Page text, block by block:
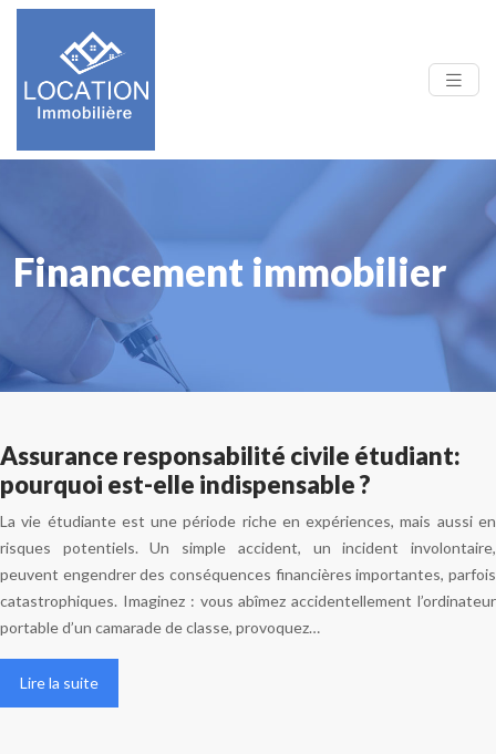
Financement immobilier
Assurance responsabilité civile étudiant:
pourquoi est-elle indispensable ?
La vie étudiante est une période riche en expériences, mais aussi en
risques potentiels. Un simple accident, un incident involontaire,
peuvent engendrer des conséquences financières importantes, parfois
catastrophiques. Imaginez : vous abîmez accidentellement l’ordinateur
portable d’un camarade de classe, provoquez…
Lire la suite